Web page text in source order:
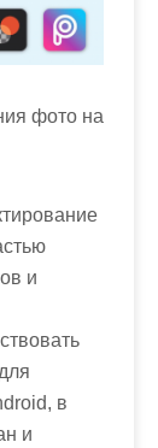
фото на
и
в
и